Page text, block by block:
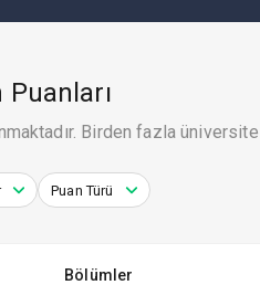
Birden fazla
Puan Türü
Bölümler